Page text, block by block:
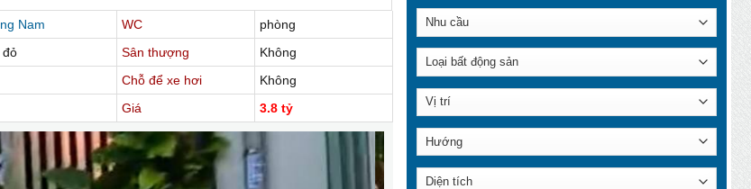
Nam WC
phòng
đỏ Sân thượng
Không
Chỗ để xe hơi
Không
Giá 3.8 tỷ